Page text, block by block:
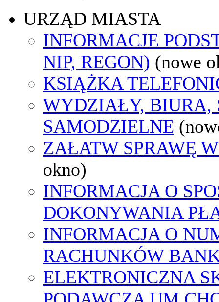
URZĄD MIASTA
INFORMACJE
NIP, REGON) (nowe
KSIĄŻKA
WYDZIAŁY, BIURA,
SAMODZIELNE
ZAŁATW SPRAWĘ
okno)
INFORMACJA O
DOKONYWANIA
INFORMACJA O
RACHUNKÓW
ELEKTRONICZNA